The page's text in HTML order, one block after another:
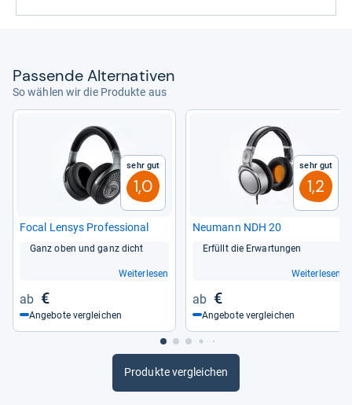
Pas­sende Alter­na­ti­ven
So wählen wir die Produkte aus
Sehr gut
1,0
Focal Len­sys Pro­fes­sio­nal
Ganz oben und ganz dicht
Weiterlesen
€
Angebote vergleichen
Sehr gut
1,2
Neu­mann NDH 20
Erfüllt die Erwar­tun­gen
Weiterlesen
€
Angebote vergleichen
Produkte vergleichen